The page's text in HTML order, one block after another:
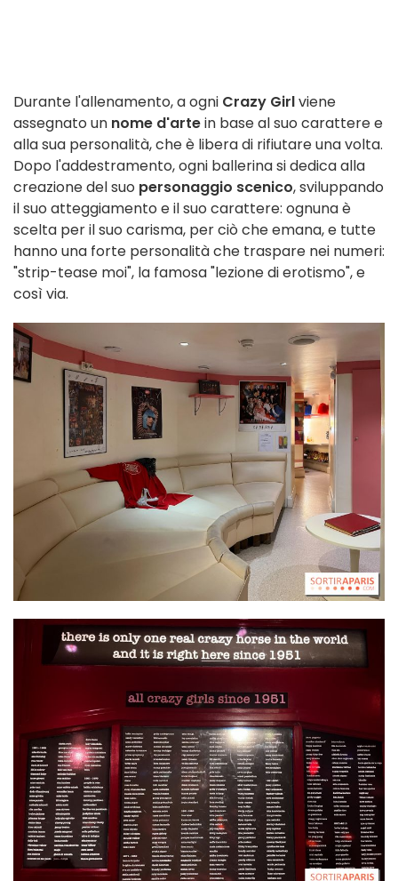
Durante l'allenamento, a ogni Crazy Girlviene
assegnato un nome d'artein base al suo carattere e
alla sua personalità, che è libera di rifiutare una volta.
Dopo l'addestramento, ogni ballerina si dedica alla
creazione del suo personaggio scenico, sviluppando
il suo atteggiamento e il suo carattere: ognuna è
scelta per il suo carisma, per ciò che emana, e tutte
hanno una forte personalità che traspare nei numeri:
"strip-tease moi", la famosa "lezione di erotismo", e
così via.